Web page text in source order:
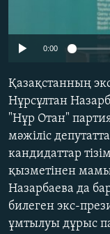
Басқа тілдерде
0:00
Қазақстанның
Нұрсұлтан
"Нұр Отан"
мәжіліс
кандидаттар
қызметінен
Назарбаева да
билеген экс-
ұмтылуы дұрыс